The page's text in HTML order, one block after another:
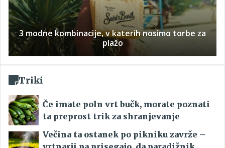
3 modne kombinacije, v katerih nosimo torbe za
plažo
Triki
Če imate poln vrt bučk, morate poznati
ta preprost trik za shranjevanje
Večina ta ostanek po pikniku zavrže –